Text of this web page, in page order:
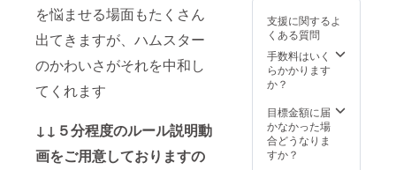
を悩ませる場面もたくさん
出てきますが、ハムスター
のかわいさがそれを中和し
てくれます
↓↓５分程度のルール説明動
画をご用意しておりますの
支援に関するよ
くある質問
手数料はいく
らかかります
か？
目標金額に届
かなかった場
合どうなりま
すか？